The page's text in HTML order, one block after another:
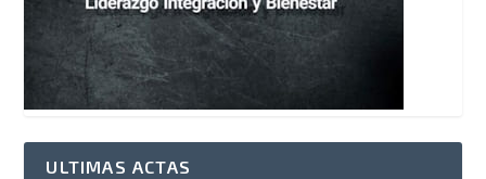
ULTIMAS ACTAS